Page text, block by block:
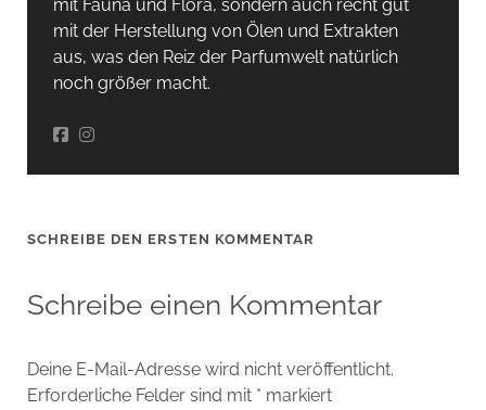
mit Fauna und Flora, sondern auch recht gut
mit der Herstellung von Ölen und Extrakten
aus, was den Reiz der Parfumwelt natürlich
noch größer macht.
SCHREIBE DEN ERSTEN KOMMENTAR
Schreibe einen Kommentar
Deine E-Mail-Adresse wird nicht veröffentlicht.
Erforderliche Felder sind mit * markiert